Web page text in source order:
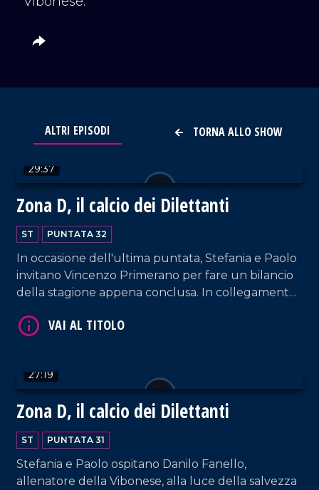
TORNA ALLO SHOW
ALTRI EPISODI
29:37
Zona D, il calcio dei Dilettanti
ST PUNTATA 32
In occasione dell'ultima puntata, Stefania e Paolo
invitano Vincenzo Primerano per fare un bilancio
della stagione appena conclusa. In collegamento,
di promozione in serie D e vincitore anche della
VAI AL TITOLO
27:19
Zona D, il calcio dei Dilettanti
ST PUNTATA 31
Stefania e Paolo ospitano Danilo Fanello,
allenatore della Vibonese, alla luce della salvezza
VAI AL TITOLO
VAI AL TITOLO